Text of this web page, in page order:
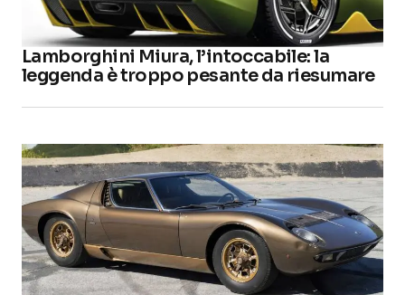
Lamborghini Miura, l’intoccabile: la
leggenda è troppo pesante da riesumare